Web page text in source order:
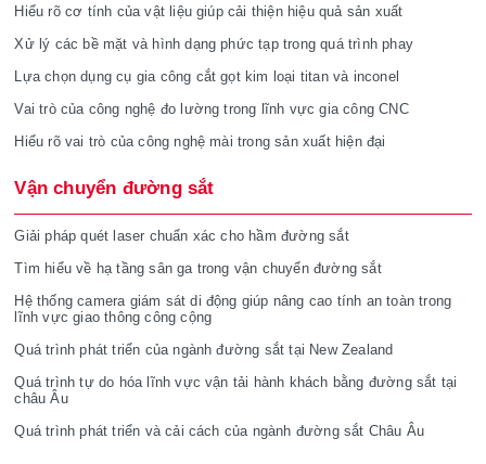
Hiểu rõ cơ tính của vật liệu giúp cải thiện hiệu quả sản xuất
Xử lý các bề mặt và hình dạng phức tạp trong quá trình phay
Lựa chọn dụng cụ gia công cắt gọt kim loại titan và inconel
Vai trò của công nghệ đo lường trong lĩnh vực gia công CNC
Hiểu rõ vai trò của công nghệ mài trong sản xuất hiện đại
Vận chuyển đường sắt
Giải pháp quét laser chuẩn xác cho hầm đường sắt
Tìm hiểu về hạ tầng sân ga trong vận chuyển đường sắt
Hệ thống camera giám sát di động giúp nâng cao tính an toàn trong
lĩnh vực giao thông công cộng
Quá trình phát triển của ngành đường sắt tại New Zealand
Quá trình tự do hóa lĩnh vực vận tải hành khách bằng đường sắt tại
châu Âu
Quá trình phát triển và cải cách của ngành đường sắt Châu Âu